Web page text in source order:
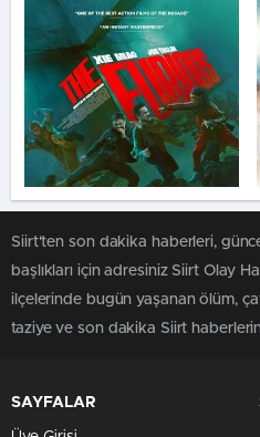
Siirt'ten son dakika haberleri,
başlıkları için adresiniz Siirt Olay
ilçelerinde bugün yaşanan ölüm,
taziye ve son dakika Siirt
SAYFALAR